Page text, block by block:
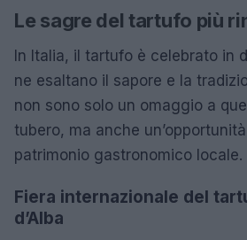
Le sagre del tartufo più
In Italia, il tartufo è celebrato in
ne esaltano il sapore e la
non sono solo un omaggio a
tubero, ma anche
patrimonio gastronomico locale.
Fiera internazionale del
d’Alba